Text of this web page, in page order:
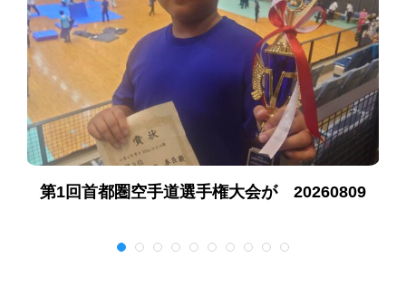
第1回首都圏空手道選手権大会が 20260809